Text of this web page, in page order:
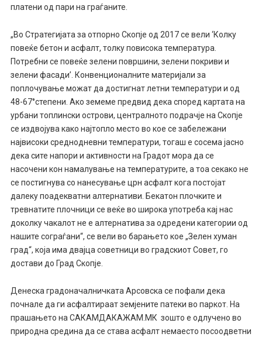
платени од пари на граѓаните.
„Во Стратегијата за отпорно Скопје од 2017 се вели ‘Колку
повеќе бетон и асфалт, толку повисока температура.
Потребни се повеќе зелени површини, зелени покриви и
зелени фасади’. Конвенционалните материјали за
поплочување можат да достигнат летни температури и од
48-67°степени. Ако земеме предвид дека според картата на
урбани топлински острови, централното подрачје на Скопје
се издвојува како најтопло место во кое се забележани
највисоки среднодневни температури, тогаш е сосема јасно
дека сите напори и активности на Градот мора да се
насочени кон намалување на температурите, а тоа секако не
се постигнува со нанесување црн асфалт кога постојат
далеку поадекватни алтернативи. Бекатон плочките и
тревнатите плочници се веќе во широка употреба кај нас
доколку чакалот не е алтернатива за одредени категории од
нашите сограѓани“, се вели во барањето кое „Зелен хуман
град“, која има двајца советници во градскиот Совет, го
достави до Град Скопје.
Денеска градоначалничката Арсовска се пофали дека
почнале да ги асфалтираат земјените патеки во паркот. На
прашањето на САКАМДАКАЖАМ.МК зошто е одлучено во
природна средина да се става асфалт немаесто посоодветни